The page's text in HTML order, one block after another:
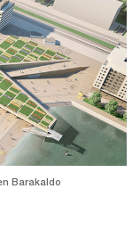
Barakaldo